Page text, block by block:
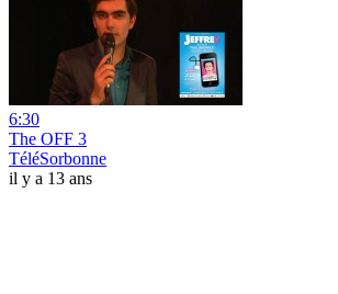
6:30
The OFF 3
TéléSorbonne
il y a 13 ans